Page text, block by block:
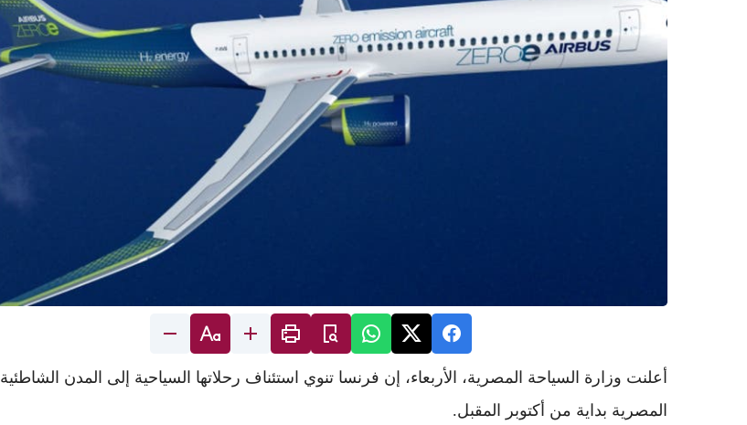
أعلنت وزارة السياحة المصرية، الأربعاء، إن فرنسا تنوي استئناف رحلاتها السياحية إلى المدن الشاطئية
المصرية بداية من أكتوبر المقبل.